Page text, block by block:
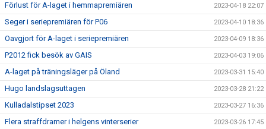
Förlust för A-laget i hemmapremiären 2023-04-18 22:07
Seger i seriepremiären för P06 2023-04-10 18:36
Oavgjort för A-laget i seriepremiären 2023-04-09 18:36
P2012 fick besök av GAIS 2023-04-03 19:06
A-laget på träningsläger på Öland 2023-03-31 15:40
Hugo landslagsuttagen 2023-03-28 21:22
Kulladalstipset 2023 2023-03-27 16:36
Flera straffdramer i helgens vinterserier 2023-03-26 17:45